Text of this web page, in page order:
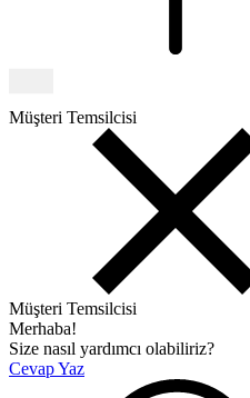
Müşteri Temsilcisi
Müşteri Temsilcisi
Merhaba!
Size nasıl yardımcı olabiliriz?
Cevap Yaz